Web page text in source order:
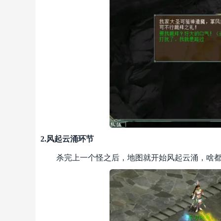
2.风起云涌环节
杀完上一个怪之后，地图就开始风起云涌，啥